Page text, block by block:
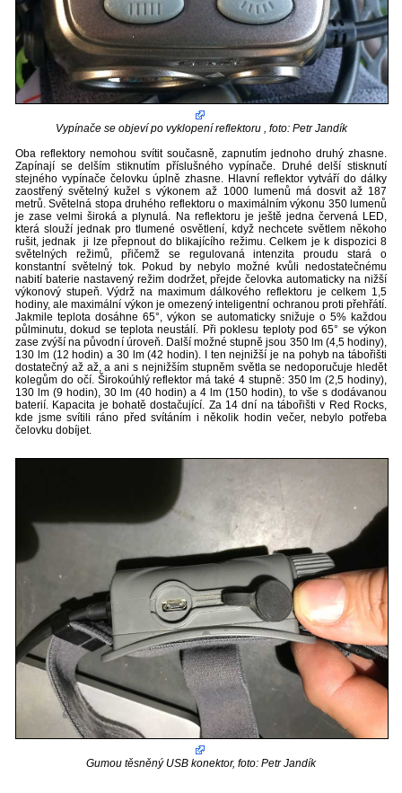
Vypínače se objeví po vyklopení reflektoru , foto: Petr Jandík
Oba reflektory nemohou svítit současně, zapnutím jednoho druhý zhasne.
Zapínají se delším stiknutím příslušného vypínače. Druhé delší stisknutí
stejného vypínače čelovku úplně zhasne. Hlavní reflektor vytváří do dálky
zaostřený světelný kužel s výkonem až 1000 lumenů má dosvit až 187
metrů. Světelná stopa druhého reflektoru o maximálním výkonu 350 lumenů
je zase velmi široká a plynulá. Na reflektoru je ještě jedna červená LED,
která slouží jednak pro tlumené osvětlení, když nechcete světlem někoho
rušit, jednak ji lze přepnout do blikajícího režimu. Celkem je k dispozici 8
světelných režimů, přičemž se regulovaná intenzita proudu stará o
konstantní světelný tok. Pokud by nebylo možné kvůli nedostatečnému
nabití baterie nastavený režim dodržet, přejde čelovka automaticky na nižší
výkonový stupeň. Výdrž na maximum dálkového reflektoru je celkem 1,5
hodiny, ale maximální výkon je omezený inteligentní ochranou proti přehřátí.
Jakmile teplota dosáhne 65°, výkon se automaticky snižuje o 5% každou
půlminutu, dokud se teplota neustálí. Při poklesu teploty pod 65° se výkon
zase zvýší na původní úroveň. Další možné stupně jsou 350 lm (4,5 hodiny),
130 lm (12 hodin) a 30 lm (42 hodin). I ten nejnižší je na pohyb na tábořišti
dostatečný až až, a ani s nejnižším stupněm světla se nedoporučuje hledět
kolegům do očí. Širokoúhlý reflektor má také 4 stupně: 350 lm (2,5 hodiny),
130 lm (9 hodin), 30 lm (40 hodin) a 4 lm (150 hodin), to vše s dodávanou
baterií. Kapacita je bohatě dostačující. Za 14 dní na tábořišti v Red Rocks,
kde jsme svítili ráno před svítáním i několik hodin večer, nebylo potřeba
čelovku dobíjet.
Gumou těsněný USB konektor, foto: Petr Jandík